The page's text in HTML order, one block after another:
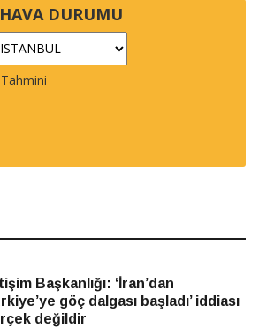
HAVA DURUMU
Başkanlığı: ‘İran’dan
göç dalgası başladı’ iddiası
değildir